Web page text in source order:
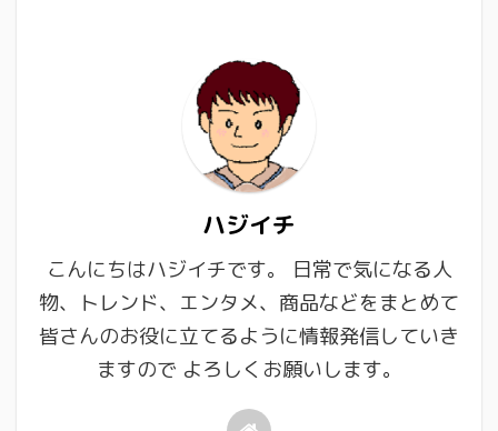
ハジイチ
こんにちはハジイチです。 日常で気になる人
物、トレンド、エンタメ、商品などをまとめて
皆さんのお役に立てるように情報発信していき
ますので よろしくお願いします。